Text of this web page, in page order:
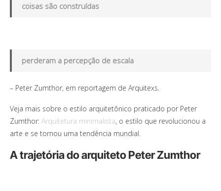
coisas são construídas
perderam a percepção de escala
– Peter Zumthor, em reportagem de Arquitexs.
Veja mais sobre o estilo arquitetônico praticado por Peter
Zumthor: Arquitetura minimalista, o estilo que revolucionou a
arte e se tornou uma tendência mundial.
A trajetória do arquiteto Peter Zumthor